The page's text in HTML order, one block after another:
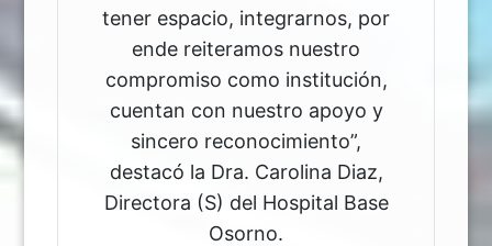
tener espacio, integrarnos, por
ende reiteramos nuestro
compromiso como institución,
cuentan con nuestro apoyo y
sincero reconocimiento”,
destacó la Dra. Carolina Diaz,
Directora (S) del Hospital Base
Osorno.